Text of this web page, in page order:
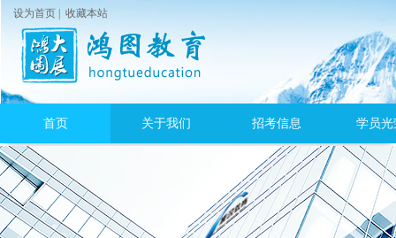
设为首页 收藏本站
首页 关于我们 招考信息 学员光